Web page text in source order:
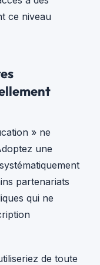
ce niveau
» ne
une
partenariats
qui ne
de toute